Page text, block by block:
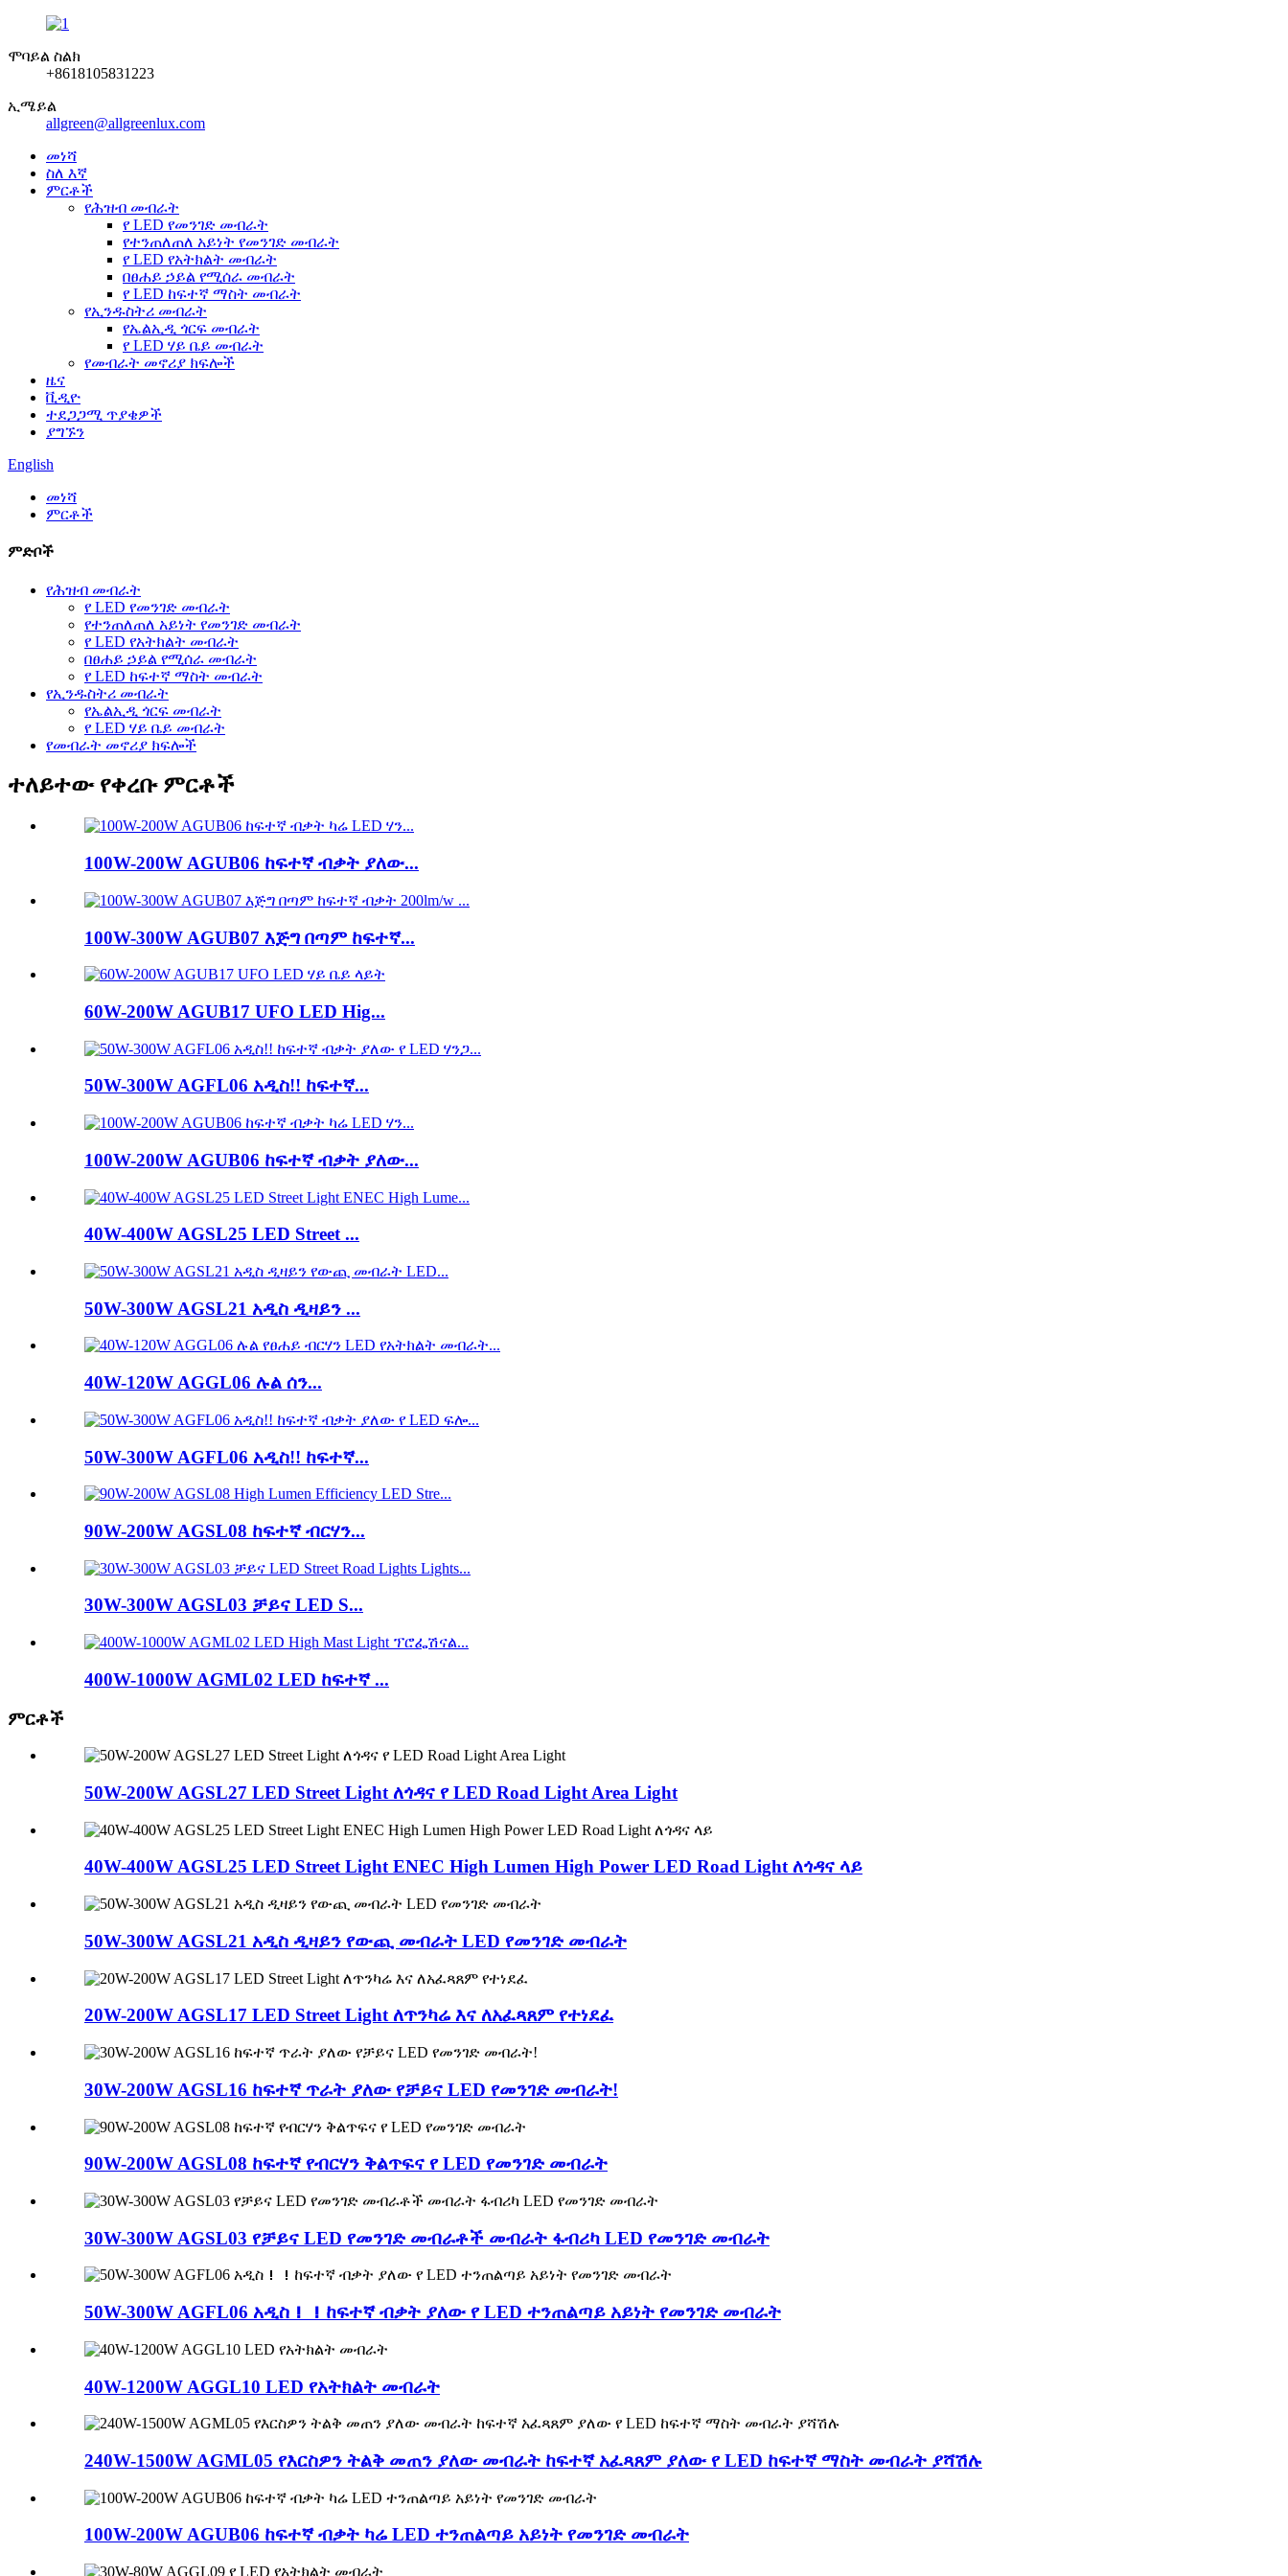
ሞባይል ስልክ
+8618105831223
ኢሜይል
allgreen@allgreenlux.com
መነሻ
ስለ እኛ
ምርቶች
የሕዝብ መብራት
የ LED የመንገድ መብራት
የተንጠለጠለ አይነት የመንገድ መብራት
የ LED የአትክልት መብራት
በፀሐይ ኃይል የሚሰራ መብራት
የ LED ከፍተኛ ማስት መብራት
የኢንዱስትሪ መብራት
የኤልኢዲ ጎርፍ መብራት
የ LED ሃይ ቤይ መብራት
የመብራት መኖሪያ ክፍሎች
ዜና
ቪዲዮ
ተደጋጋሚ ጥያቄዎች
ያግኙን
English
መነሻ
ምርቶች
ምድቦች
የሕዝብ መብራት
የ LED የመንገድ መብራት
የተንጠለጠለ አይነት የመንገድ መብራት
የ LED የአትክልት መብራት
በፀሐይ ኃይል የሚሰራ መብራት
የ LED ከፍተኛ ማስት መብራት
የኢንዱስትሪ መብራት
የኤልኢዲ ጎርፍ መብራት
የ LED ሃይ ቤይ መብራት
የመብራት መኖሪያ ክፍሎች
ተለይተው የቀረቡ ምርቶች
100W-200W AGUB06 ከፍተኛ ብቃት ያለው...
100W-300W AGUB07 እጅግ በጣም ከፍተኛ...
60W-200W AGUB17 UFO LED Hig...
50W-300W AGFL06 አዲስ!! ከፍተኛ...
100W-200W AGUB06 ከፍተኛ ብቃት ያለው...
40W-400W AGSL25 LED Street ...
50W-300W AGSL21 አዲስ ዲዛይን ...
40W-120W AGGL06 ሉል ሰን...
50W-300W AGFL06 አዲስ!! ከፍተኛ...
90W-200W AGSL08 ከፍተኛ ብርሃን...
30W-300W AGSL03 ቻይና LED S...
400W-1000W AGML02 LED ከፍተኛ ...
ምርቶች
50W-200W AGSL27 LED Street Light ለጎዳና የ LED Road Light Area Light
40W-400W AGSL25 LED Street Light ENEC High Lumen High Power LED Road Light ለጎዳና ላይ
50W-300W AGSL21 አዲስ ዲዛይን የውጪ መብራት LED የመንገድ መብራት
20W-200W AGSL17 LED Street Light ለጥንካሬ እና ለአፈጻጸም የተነደፈ
30W-200W AGSL16 ከፍተኛ ጥራት ያለው የቻይና LED የመንገድ መብራት!
90W-200W AGSL08 ከፍተኛ የብርሃን ቅልጥፍና የ LED የመንገድ መብራት
30W-300W AGSL03 የቻይና LED የመንገድ መብራቶች መብራት ፋብሪካ LED የመንገድ መብራት
50W-300W AGFL06 አዲስ！！ከፍተኛ ብቃት ያለው የ LED ተንጠልጣይ አይነት የመንገድ መብራት
40W-1200W AGGL10 LED የአትክልት መብራት
240W-1500W AGML05 የእርስዎን ትልቅ መጠን ያለው መብራት ከፍተኛ አፈጻጸም ያለው የ LED ከፍተኛ ማስት መብራት ያሻሽሉ
100W-200W AGUB06 ከፍተኛ ብቃት ካሬ LED ተንጠልጣይ አይነት የመንገድ መብራት